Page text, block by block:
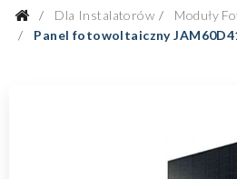
Dla Instalatorów
Moduły
Panel fotowoltaiczny